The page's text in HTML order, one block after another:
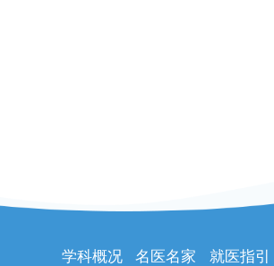
学科概况 名医名家 就医指引